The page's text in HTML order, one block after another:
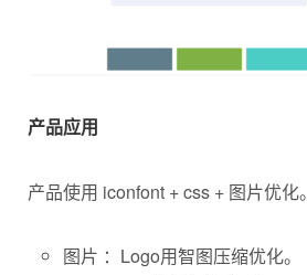
产品应用
产品使用 iconfont + css + 图片优化。
图片 ：Logo用智图压缩优化。